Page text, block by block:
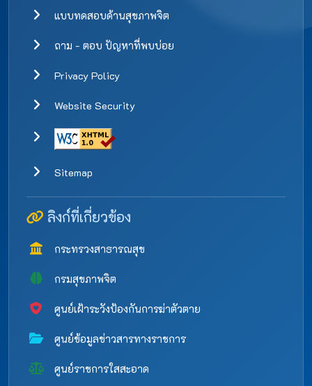
แบบทดสอบด้านสุขภาพจิต
ถาม - ตอบ ปัญหาที่พบบ่อย
Privacy Policy
Website Security
Sitemap
ลิงก์ที่เกี่ยวข้อง
กระทรวงสาธารณสุข
กรมสุขภาพจิต
ศูนย์เฝ้าระวังป้องกันการฆ่าตัวตาย
ศูนย์ข้อมูลข่าวสารทางราชการ
ศูนย์ราชการใสสะอาด